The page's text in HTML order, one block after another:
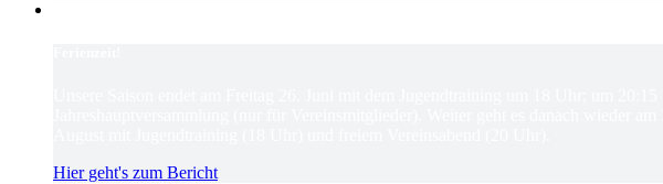
Hier geht's zum Bericht